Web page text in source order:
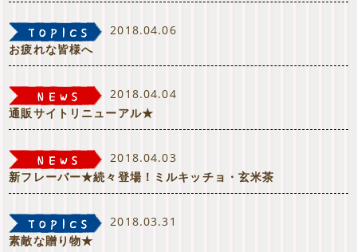
2018.04.06
お疲れな皆様へ
2018.04.04
通販サイトリニューアル★
2018.04.03
新フレーバー★続々登場！ミルキッチョ・玄米茶
2018.03.31
素敵な贈り物★